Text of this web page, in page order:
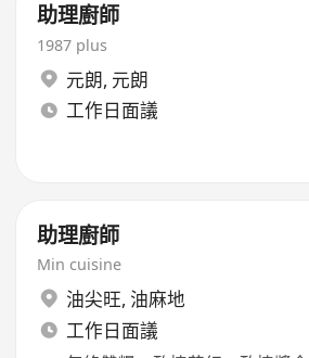
助理廚師
1987 plus
元朗, 元朗
工作日面議
助理廚師
Min cuisine
油尖旺, 油麻地
工作日面議